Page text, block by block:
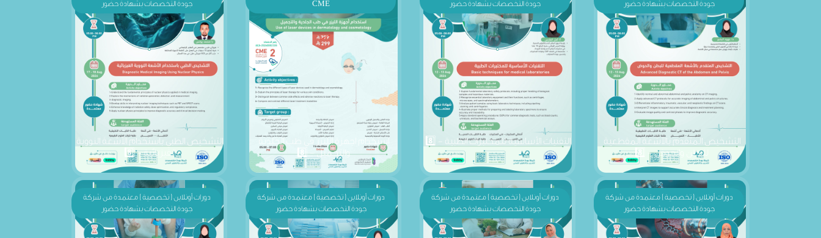
التشخيص المتقدم بالأشعة المقطعية
للبطن والحوض - 8️⃣
التقنيات الأساسية للمختبرات الطبية - 8️⃣
استخدام اجهزة الليزر في طب الجلدية
والتجميل - 8️⃣
التشخيص الطبي باستخدام الأشعة النووية
الفيزيائية - 8️⃣
دورات أونلاين ( تخصصية ) معتمدة من شركة
جودة التخصصات بشهادة حضور
دورات أونلاين ( تخصصية ) معتمدة من شركة
جودة التخصصات بشهادة حضور
دورات أونلاين ( تخصصية ) معتمدة من شركة
جودة التخصصات بشهادة حضور
دورات أونلاين ( تخصصية ) معتمدة من شركة
جودة التخصصات بشهادة حضور